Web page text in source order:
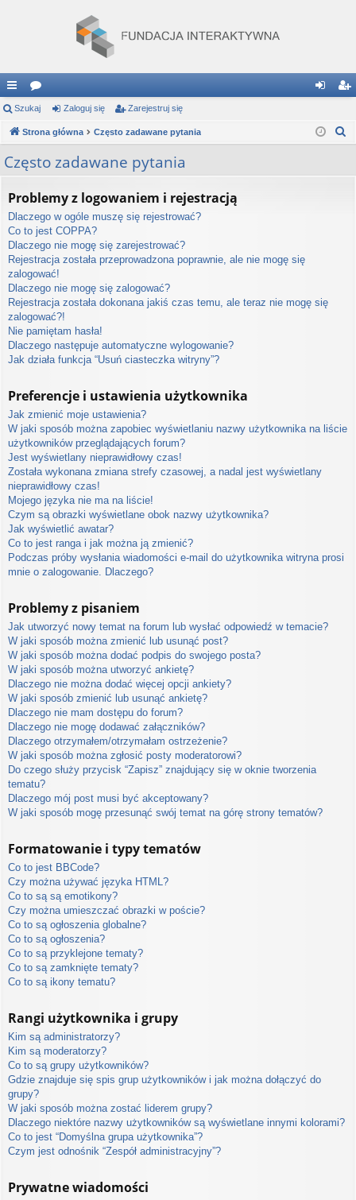
ię
ce
j
or
a og ej
Szukaj Zaloguj się Zarejestruj się
Strona główna Często zadawane pytania
Często zadawane pytania
Problemy z logowaniem i rejestracją
Dlaczego w ogóle muszę się rejestrować?
Co to jest COPPA?
Dlaczego nie mogę się zarejestrować?
Rejestracja została przeprowadzona poprawnie, ale nie mogę się
zalogować!
Dlaczego nie mogę się zalogować?
Rejestracja została dokonana jakiś czas temu, ale teraz nie mogę się
zalogować?!
Nie pamiętam hasła!
Dlaczego następuje automatyczne wylogowanie?
Jak działa funkcja “Usuń ciasteczka witryny”?
Preferencje i ustawienia użytkownika
Jak zmienić moje ustawienia?
W jaki sposób można zapobiec wyświetlaniu nazwy użytkownika na liście
użytkowników przeglądających forum?
Jest wyświetlany nieprawidłowy czas!
Została wykonana zmiana strefy czasowej, a nadal jest wyświetlany
nieprawidłowy czas!
Mojego języka nie ma na liście!
Czym są obrazki wyświetlane obok nazwy użytkownika?
Jak wyświetlić awatar?
Co to jest ranga i jak można ją zmienić?
Podczas próby wysłania wiadomości e-mail do użytkownika witryna prosi
mnie o zalogowanie. Dlaczego?
Problemy z pisaniem
Jak utworzyć nowy temat na forum lub wysłać odpowiedź w temacie?
W jaki sposób można zmienić lub usunąć post?
W jaki sposób można dodać podpis do swojego posta?
W jaki sposób można utworzyć ankietę?
Dlaczego nie można dodać więcej opcji ankiety?
W jaki sposób zmienić lub usunąć ankietę?
Dlaczego nie mam dostępu do forum?
Dlaczego nie mogę dodawać załączników?
Dlaczego otrzymałem/otrzymałam ostrzeżenie?
W jaki sposób można zgłosić posty moderatorowi?
Do czego służy przycisk “Zapisz” znajdujący się w oknie tworzenia
tematu?
Dlaczego mój post musi być akceptowany?
W jaki sposób mogę przesunąć swój temat na górę strony tematów?
Formatowanie i typy tematów
Co to jest BBCode?
Czy można używać języka HTML?
Co to są są emotikony?
Czy można umieszczać obrazki w poście?
Co to są ogłoszenia globalne?
Co to są ogłoszenia?
Co to są przyklejone tematy?
Co to są zamknięte tematy?
Co to są ikony tematu?
Rangi użytkownika i grupy
Kim są administratorzy?
Kim są moderatorzy?
Co to są grupy użytkowników?
Gdzie znajduje się spis grup użytkowników i jak można dołączyć do
grupy?
W jaki sposób można zostać liderem grupy?
Dlaczego niektóre nazwy użytkowników są wyświetlane innymi kolorami?
Co to jest “Domyślna grupa użytkownika”?
Czym jest odnośnik “Zespół administracyjny”?
Prywatne wiadomości